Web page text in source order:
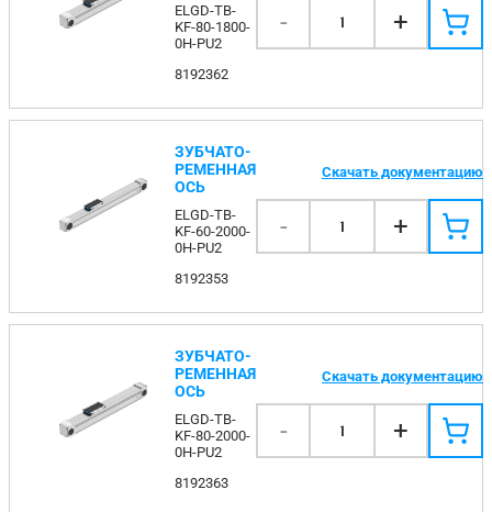
ELGD-TB-
KF-80-1800-
0H-PU2
8192362
- 1 +
ЗУБЧАТО-
РЕМЕННАЯ
ОСЬ
ELGD-TB-
KF-60-2000-
0H-PU2
8192353
Скачать документацию
- 1 +
ЗУБЧАТО-
РЕМЕННАЯ
ОСЬ
ELGD-TB-
KF-80-2000-
0H-PU2
8192363
Скачать документацию
- 1 +